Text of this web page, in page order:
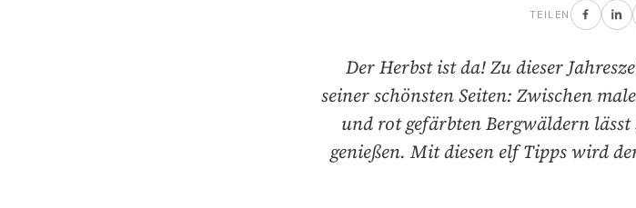
TEILEN
Der Herbst ist da! Zu dieser
seiner schönsten Seiten: Zwischen
und rot gefärbten Bergwäldern
genießen. Mit diesen elf Tipps wird